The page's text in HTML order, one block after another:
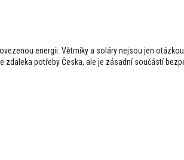
energii. Větrníky a soláry nejsou jen
potřeby Česka, ale je zásadní součástí